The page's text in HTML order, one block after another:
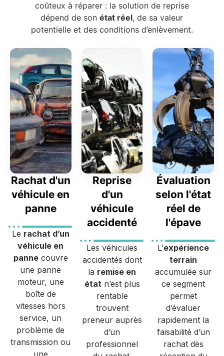
coûteux à réparer : la solution de reprise
dépend de sonétat réel, de sa valeur
potentielle et des conditions d’enlèvement.
Rachat d'un
véhicule en
panne
Le rachat d’un
véhicule en
pannecouvre
une panne
moteur, une
boîte de
vitesses hors
service, un
problème de
transmission ou
Reprise
d'un
véhicule
accidenté
Les véhicules
accidentés dont
la remise en
étatn’est plus
rentable
trouvent
preneur auprès
d’un
professionnel
Évaluation
selon l'état
réel de
l'épave
L’expérience
terrain
accumulée sur
ce segment
permet
d’évaluer
rapidement la
faisabilité d’un
rachat dès